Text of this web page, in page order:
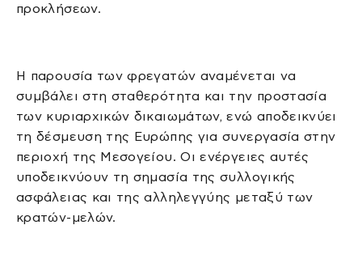
προκλήσεων.
Η παρουσία των φρεγατών αναμένεται να
συμβάλει στη σταθερότητα και την προστασία
των κυριαρχικών δικαιωμάτων, ενώ αποδεικνύει
τη δέσμευση της Ευρώπης για συνεργασία στην
περιοχή της Μεσογείου. Οι ενέργειες αυτές
υποδεικνύουν τη σημασία της συλλογικής
ασφάλειας και της αλληλεγγύης μεταξύ των
κρατών-μελών.